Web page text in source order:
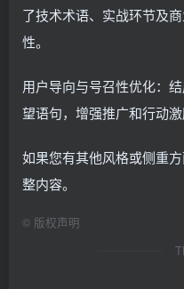
了技术术语、实战环节及
性。
用户导向与号召性优化：
望语句，增强推广和行动激
如果您有其他风格或侧重
整内容。
© 版权声明